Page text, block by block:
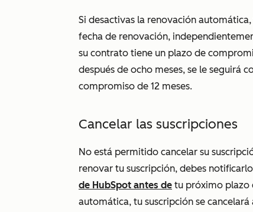
Si desactivas la renovación
fecha de renovación,
su contrato tiene un plazo de
después de ocho meses, se le seguirá
compromiso de 12 meses.
Cancelar las suscripciones
No está permitido cancelar su
renovar tu suscripción, debes notificarlo
de HubSpot antes de tu próximo plazo
automática, tu suscripción se